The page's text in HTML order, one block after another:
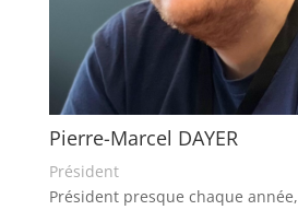
Pierre-Marcel DAYER
Président
Président presque chaque année,